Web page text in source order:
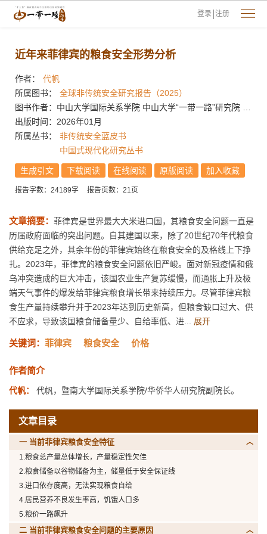
登录 注册
近年来菲律宾的粮食安全形势分析
作者：
代帆
所属图书：
全球非传统安全研究报告（2025）
出版时间：2026年01月
所属丛书：
非传统安全蓝皮书
中国式现代化研究丛书
生成引文 下载阅读 在线阅读 原版阅读 加入收藏
报告字数：24189字 报告页数：21页
文章摘要： 菲律宾是世界最大大米进口国，其粮食安全问题一直是
历届政府面临的突出问题。自其建国以来，除了20世纪70年代粮食
供给充足之外，其余年份的菲律宾始终在粮食安全的及格线上下挣
扎。2023年，菲律宾的粮食安全问题依旧严峻。面对新冠疫情和俄
乌冲突造成的巨大冲击，该国农业生产复苏缓慢，而通胀上升及极
端天气事件的爆发给菲律宾粮食增长带来持续压力。尽管菲律宾粮
食生产量持续攀升并于2023年达到历史新高，但粮食缺口过大、供
不应求，导致该国粮食储备量少、自给率低、进... 展开
关键词： 菲律宾 粮食安全 价格
作者简介
代帆： 代帆，暨南大学国际关系学院/华侨华人研究院副院长。
文章目录
一 当前菲律宾粮食安全特征
1.粮食总产量总体增长，产量稳定性欠佳
2.粮食储备以谷物储备为主，储量低于安全保证线
3.进口依存度高，无法实现粮食自给
4.居民营养不良发生率高，饥饿人口多
5.粮价一路飙升
二 当前菲律宾粮食安全问题的主要原因